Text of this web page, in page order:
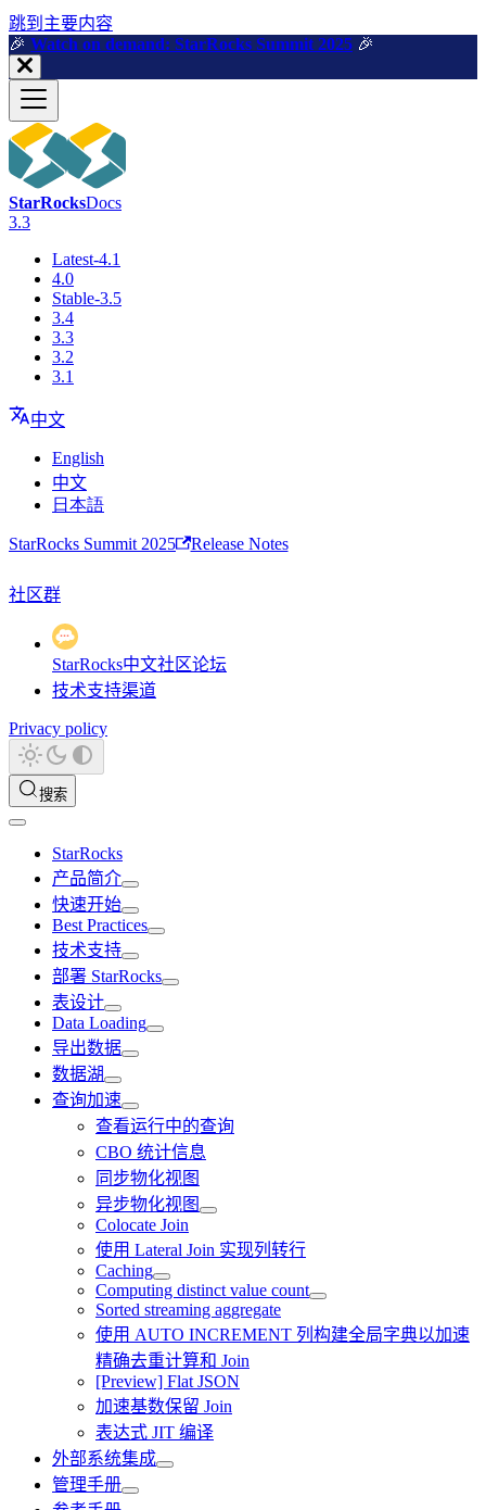
跳到主要内容
🎉️ Watch on demand: StarRocks Summit 2025 🎉️
StarRocksDocs
3.3
Latest-4.1
4.0
Stable-3.5
3.4
3.3
3.2
3.1
中文
English
中文
日本語
StarRocks Summit 2025 Release Notes
社区群
StarRocks中文社区论坛
技术支持渠道
Privacy policy
搜索
StarRocks
产品简介
快速开始
Best Practices
技术支持
部署 StarRocks
表设计
Data Loading
导出数据
数据湖
查询加速
查看运行中的查询
CBO 统计信息
同步物化视图
异步物化视图
Colocate Join
使用 Lateral Join 实现列转行
Caching
Computing distinct value count
Sorted streaming aggregate
使用 AUTO INCREMENT 列构建全局字典以加速
精确去重计算和 Join
[Preview] Flat JSON
加速基数保留 Join
表达式 JIT 编译
外部系统集成
管理手册